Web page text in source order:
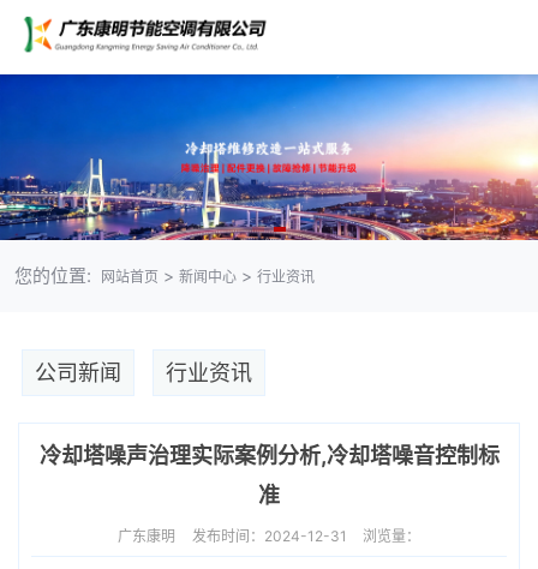
您的位置: 网站首页 > 新闻中心> 行业资讯
公司新闻 行业资讯
冷却塔噪声治理实际案例分析,冷却塔噪音控制标
准
广东康明 发布时间：2024-12-31 浏览量：